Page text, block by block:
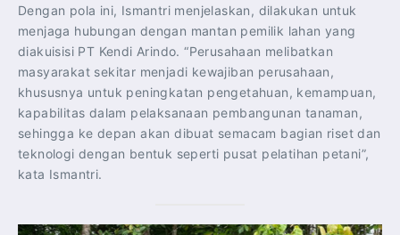
Dengan pola ini, Ismantri menjelaskan, dilakukan untuk
menjaga hubungan dengan mantan pemilik lahan yang
diakuisisi PT Kendi Arindo. “Perusahaan melibatkan
masyarakat sekitar menjadi kewajiban perusahaan,
khususnya untuk peningkatan pengetahuan, kemampuan,
kapabilitas dalam pelaksanaan pembangunan tanaman,
sehingga ke depan akan dibuat semacam bagian riset dan
teknologi dengan bentuk seperti pusat pelatihan petani”,
kata Ismantri.